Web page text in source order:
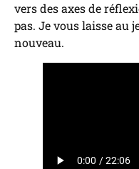
vers des axes de
pas. Je vous laisse au
nouveau.